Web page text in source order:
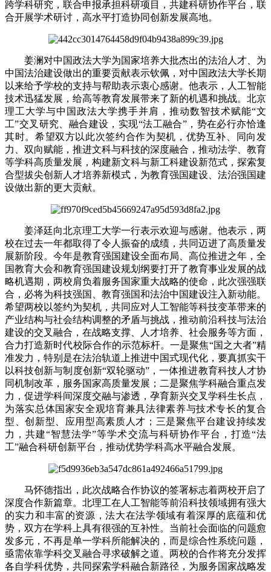
跨学科研究，联合申报承担科研项目，共建科研协作平台，联
合开展学术研讨，高水平打造协同创新发展高地。
姜澜对中国政法大学为国家培养大批杰出的法治人才、为
中国法治建设做出的重要贡献表示钦佩，对中国政法大学长期
以来给予学校的支持与帮助表示衷心感谢。他表示，人工智能
技术迅猛发展，给高等教育发展带来了新的机遇和挑战。北京
理工大学与中国政法大学携手并肩，推动数智技术赋能“文
工”交叉研究、融合建设，实现“法工融合”，势在必行亦恰逢
其时。希望双方以此次签约合作为契机，优势互补、同向发
力、双向赋能，推进文科与科技的深度融合，推动法学、教育
等学科高质量发展，构建新文科与新工科建设新范式，探索复
合型拔尖创新人才培养新模式，为教育强国建设、法治强国建
设做出新的更大贡献。
姜泽廷向北京理工大学一行表示欢迎与感谢。他表示，两
校在过去一年都取得了令人振奋的成绩，共同迈进了高质量发
展新阶段。今年是教育强国建设全面布局、高位推进之年，全
国教育大会和教育强国建设规划纲要打开了教育事业发展的战
略机遇期，两校肩负着服务国家重大战略的使命，此次强强联
合，必将为科技强国、教育强国和法治中国建设注入新动能。
希望两校以签约为契机，共同应对人工智能等科技变革带来的
产业结构与社会结构调整的矛盾与挑战，推动前沿科技与法治
建设的交叉融合，在战略支撑、人才培养、社会服务等方面，
合力打造新时代校际合作的示范标杆。一是聚焦“国之大者”精
准发力，特别是在法治轨道上推进中国式现代化，要真抓实干
以科技创新与制度创新“双轮驱动”，一体推进教育科技人才协
同机制改革，服务国家高质量发展；二是聚焦学科融合重点发
力，促进学科间深度交融与渗透，孕育新兴交叉学科生长点，
为落实总体国家安全观培育兼具法律素养与技术专长的复合
型、创新型、应用型高素质人才；三是聚焦平台建设持续发
力，共建“智慧法学”等学术交流与科研协作平台，打造“法
工”融合科研创新平台，推动优势学科高水平融合发展。
马怀德指出，此次战略合作协议的签署标志着两校开启了
深度合作新篇章。北理工在人工智能等前沿科技领域拥有强大
的实力和丰富的资源，法大在法学领域有着深厚的底蕴和优
势，双方在学科上具有很强的互补性。当前社会面临的问题愈
发多元，不再是单一学科所能解决的，而是综合性系统问题，
亟需依靠学科交叉融合寻求破解之道。两校的合作将充分发挥
各自学科优势，共同探索学科融合新路径，为服务国家战略发